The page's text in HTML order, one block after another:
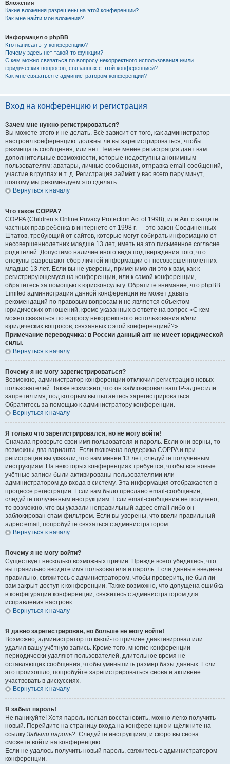
Вложения
Какие вложения разрешены на этой конференции?
Как мне найти мои вложения?
Информация о phpBB
Кто написал эту конференцию?
Почему здесь нет такой-то функции?
С кем можно связаться по вопросу некорректного использования и/или
юридических вопросов, связанных с этой конференцией?
Как мне связаться с администратором конференции?
Вход на конференцию и регистрация
Зачем мне нужно регистрироваться?
Вы можете этого и не делать. Всё зависит от того, как администратор
настроил конференцию: должны ли вы зарегистрироваться, чтобы
размещать сообщения, или нет. Тем не менее регистрация даёт вам
дополнительные возможности, которые недоступны анонимным
пользователям: аватары, личные сообщения, отправка email-сообщений,
участие в группах и т. д. Регистрация займёт у вас всего пару минут,
поэтому мы рекомендуем это сделать.
Вернуться к началу
Что такое COPPA?
COPPA (Children’s Online Privacy Protection Act of 1998), или Акт о защите
частных прав ребёнка в интернете от 1998 г. — это закон Соединённых
Штатов, требующий от сайтов, которые могут собирать информацию от
несовершеннолетних младше 13 лет, иметь на это письменное согласие
родителей. Допустимо наличие иного вида подтверждения того, что
опекуны разрешают сбор личной информации от несовершеннолетних
младше 13 лет. Если вы не уверены, применимо ли это к вам, как к
регистрирующемуся на конференции, или к самой конференции,
обратитесь за помощью к юрисконсульту. Обратите внимание, что phpBB
Limited администрация данной конференции не может давать
рекомендаций по правовым вопросам и не является объектом
юридических отношений, кроме указанных в ответе на вопрос «С кем
можно связаться по вопросу некорректного использования и/или
юридических вопросов, связанных с этой конференцией?».
Примечание переводчика: в России данный акт не имеет юридической
силы.
Вернуться к началу
Почему я не могу зарегистрироваться?
Возможно, администратор конференции отключил регистрацию новых
пользователей. Также возможно, что он заблокировал ваш IP-адрес или
запретил имя, под которым вы пытаетесь зарегистрироваться.
Обратитесь за помощью к администратору конференции.
Вернуться к началу
Я только что зарегистрировался, но не могу войти!
Сначала проверьте свои имя пользователя и пароль. Если они верны, то
возможны два варианта. Если включена поддержка COPPA и при
регистрации вы указали, что вам менее 13 лет, следуйте полученным
инструкциям. На некоторых конференциях требуется, чтобы все новые
учётные записи были активированы пользователями или
администратором до входа в систему. Эта информация отображается в
процессе регистрации. Если вам было прислано email-сообщение,
следуйте полученным инструкциям. Если email-сообщение не получено,
то возможно, что вы указали неправильный адрес email либо он
заблокирован спам-фильтром. Если вы уверены, что ввели правильный
адрес email, попробуйте связаться с администратором.
Вернуться к началу
Почему я не могу войти?
Существует несколько возможных причин. Прежде всего убедитесь, что
вы правильно вводите имя пользователя и пароль. Если данные введены
правильно, свяжитесь с администратором, чтобы проверить, не был ли
вам закрыт доступ к конференции. Также возможно, что допущена ошибка
в конфигурации конференции, свяжитесь с администратором для
исправления настроек.
Вернуться к началу
Я давно зарегистрирован, но больше не могу войти!
Возможно, администратор по какой-то причине деактивировал или
удалил вашу учётную запись. Кроме того, многие конференции
периодически удаляют пользователей, длительное время не
оставляющих сообщения, чтобы уменьшить размер базы данных. Если
это произошло, попробуйте зарегистрироваться снова и активнее
участвовать в дискуссиях.
Вернуться к началу
Я забыл пароль!
Не паникуйте! Хотя пароль нельзя восстановить, можно легко получить
новый. Перейдите на страницу входа на конференцию и щёлкните на
ссылку Забыли пароль?. Следуйте инструкциям, и скоро вы снова
сможете войти на конференцию.
Если не удалось получить новый пароль, свяжитесь с администратором
конференции.